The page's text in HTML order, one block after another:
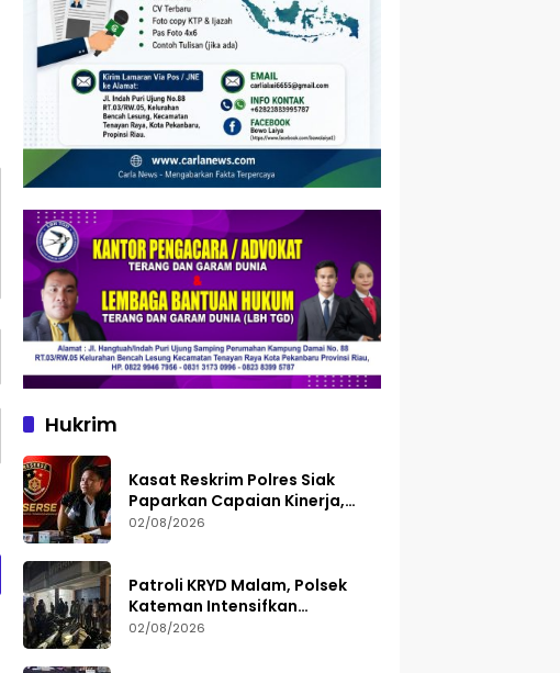
Hukrim
Kasat Reskrim Polres Siak
Paparkan Capaian Kinerja,
Tegaskan Siap Terima Kritik
02/08/2026
Patroli KRYD Malam, Polsek
Kateman Intensifkan
Pengamanan Balap Liar
02/08/2026